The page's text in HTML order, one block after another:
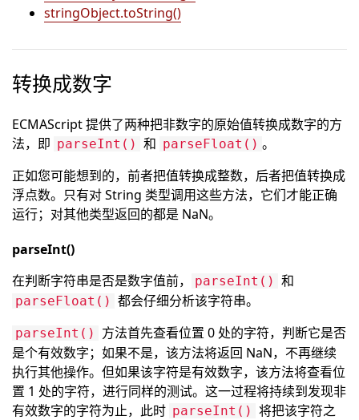
stringObject.toString()
转换成数字
ECMAScript 提供了两种把非数字的原始值转换成数字的方
法，即 parseInt() 和 parseFloat() 。
正如您可能想到的，前者把值转换成整数，后者把值转换成
浮点数。只有对 String 类型调用这些方法，它们才能正确
运行；对其他类型返回的都是 NaN。
parseInt()
在判断字符串是否是数字值前，
parseInt() 和
parseFloat() 都会仔细分析该字符串。
parseInt()
方法首先查看位置 0 处的字符，判断它是否
是个有效数字；如果不是，该方法将返回 NaN，不再继续
执行其他操作。但如果该字符是有效数字，该方法将查看位
置 1 处的字符，进行同样的测试。这一过程将持续到发现非
有效数字的字符为止，此时 parseInt() 将把该字符之